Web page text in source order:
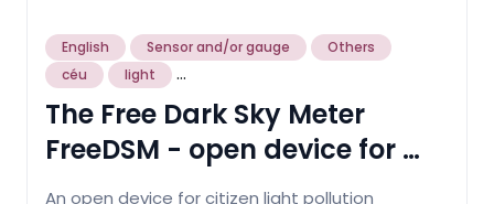
English Sensor and/or gauge
Others
céu
light ...
The Free Dark Sky Meter
FreeDSM - open device for …
An open device for citizen light pollution